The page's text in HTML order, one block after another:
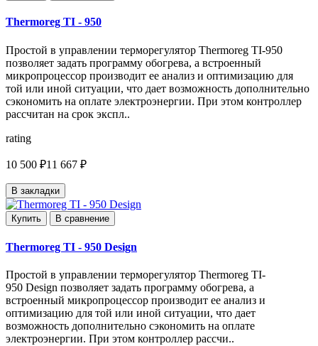
Thermoreg TI - 950
Простой в управлении терморегулятор Thermoreg TI-950
позволяет задать программу обогрева, а встроенный
микропроцессор производит ее анализ и оптимизацию для
той или иной ситуации, что дает возможность дополнительно
сэкономить на оплате электроэнергии. При этом контроллер
рассчитан на срок экспл..
rating
10 500 ₽11 667 ₽
В закладки
Купить В сравнение
Thermoreg TI - 950 Design
Простой в управлении терморегулятор Thermoreg TI-
950 Design позволяет задать программу обогрева, а
встроенный микропроцессор производит ее анализ и
оптимизацию для той или иной ситуации, что дает
возможность дополнительно сэкономить на оплате
электроэнергии. При этом контроллер рассчи..